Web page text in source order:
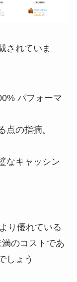
されていま
パフォーマ
点の指摘。
なキャッシン
り優れている
のコストであ
しょう